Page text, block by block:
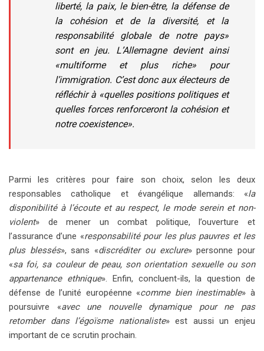
liberté, la paix, le bien-être, la défense de
la cohésion et de la diversité, et la
responsabilité globale de notre pays»
sont en jeu. L’Allemagne devient ainsi
«multiforme et plus riche» pour
l’immigration. C’est donc aux électeurs de
réfléchir à «quelles positions politiques et
quelles forces renforceront la cohésion et
notre coexistence».
Parmi les critères pour faire son choix, selon les deux
responsables catholique et évangélique allemands: «la
disponibilité à l’écoute et au respect, le mode serein et non-
violent» de mener un combat politique, l’ouverture et
l’assurance d’une «responsabilité pour les plus pauvres et les
plus blessés», sans «discréditer ou exclure» personne pour
«sa foi, sa couleur de peau, son orientation sexuelle ou son
appartenance ethnique». Enfin, concluent-ils, la question de
défense de l’unité européenne «comme bien inestimable» à
poursuivre «avec une nouvelle dynamique pour ne pas
retomber dans l’égoïsme nationaliste» est aussi un enjeu
important de ce scrutin prochain.